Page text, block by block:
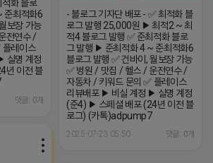
화 블로
준최적화6
보장 가능
전연수 /
플레이스
실명 계정
년 이전 블
댓글: 0개
- 블로그 기자단 배포 - ✅ 최적화 블
로그 발행 25,000원 ▶ 최적2 ~ 최
적4 블로그 발행 ✅ 준최적화 블로
그 발행 ▶ 준최적화 4 ~ 준최적화6
블로그 발행 ✅ 건바이, 월보장 가능
✅ 병원 / 맛집 / 헬스 / 운전연수 /
자동차 / 키워드 문의 ✅ 플레이스
리뷰배포 ▶ 비실 계정 ▶ 실명 계정
(준4) ▶ 스페셜 배포 (24년 이전 블
로그) (카톡)adpump7
2025-07-23 05:50 댓글: 0개